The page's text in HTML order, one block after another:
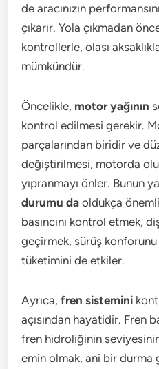
de aracınızın
çıkarır. Yola çıkmadan
kontrollerle, olası
mümkündür.
Öncelikle, motor yağının
kontrol edilmesi gerekir.
parçalarından biridir ve
değiştirilmesi, motorda
yıpranmayı önler. Bunun
durumu da oldukça
basıncını kontrol etmek,
geçirmek, sürüş konforunu
tüketimini de etkiler.
Ayrıca,fren sistemini
açısından hayatidir. Fren
fren hidroliğinin
emin olmak, ani bir